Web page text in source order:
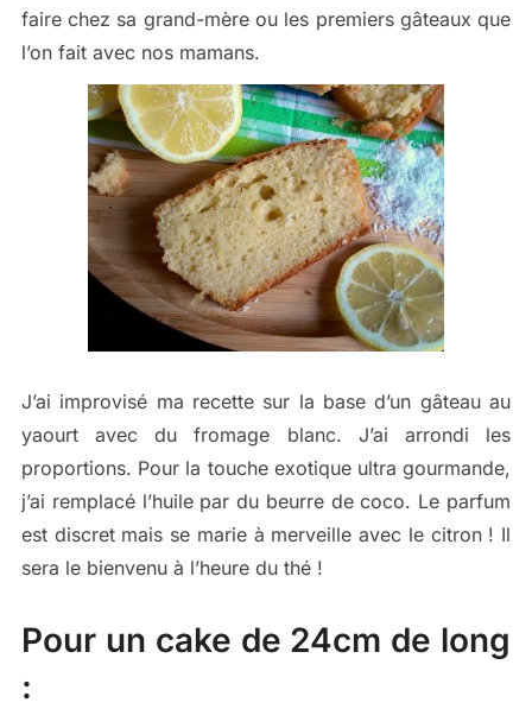
faire chez sa grand-mère ou les premiers gâteaux que
l’on fait avec nos mamans.
J’ai improvisé ma recette sur la base d’un gâteau au
yaourt avec du fromage blanc. J’ai arrondi les
proportions. Pour la touche exotique ultra gourmande,
j’ai remplacé l’huile par du beurre de coco. Le parfum
est discret mais se marie à merveille avec le citron ! Il
sera le bienvenu à l’heure du thé !
Pour un cake de 24cm de long
: